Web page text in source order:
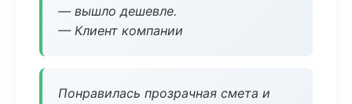
— вышло дешевле.
— Клиент компании
Понравилась прозрачная смета и